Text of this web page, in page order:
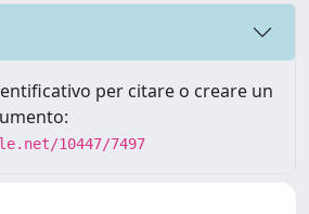
per citare o creare un
10447/7497